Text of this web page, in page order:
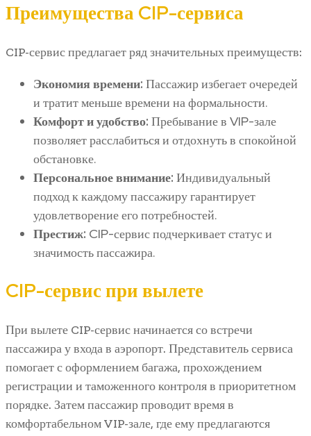
Преимущества CIP-сервиса
CIP-сервис предлагает ряд значительных преимуществ:
Экономия времени: Пассажир избегает очередей
и тратит меньше времени на формальности.
Комфорт и удобство: Пребывание в VIP-зале
позволяет расслабиться и отдохнуть в спокойной
обстановке.
Персональное внимание: Индивидуальный
подход к каждому пассажиру гарантирует
удовлетворение его потребностей.
Престиж: CIP-сервис подчеркивает статус и
значимость пассажира.
CIP-сервис при вылете
При вылете CIP-сервис начинается со встречи
пассажира у входа в аэропорт. Представитель сервиса
помогает с оформлением багажа, прохождением
регистрации и таможенного контроля в приоритетном
порядке. Затем пассажир проводит время в
комфортабельном VIP-зале, где ему предлагаются